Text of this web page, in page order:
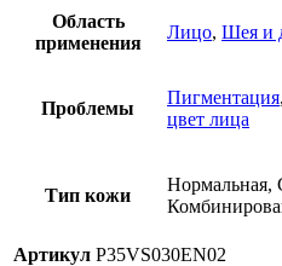
Область
применения
Лицо, Шея и
Проблемы
Пигментация,
цвет лица
Тип кожи
Нормальная,
Артикул P35VS030EN02